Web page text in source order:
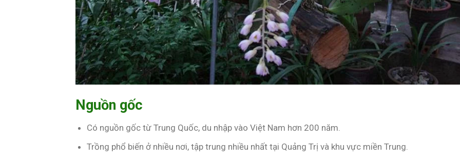
Nguồn gốc
Có nguồn gốc từ Trung Quốc, du nhập vào Việt Nam hơn 200 năm.
Trồng phổ biến ở nhiều nơi, tập trung nhiều nhất tại Quảng Trị và khu vực miền Trung.